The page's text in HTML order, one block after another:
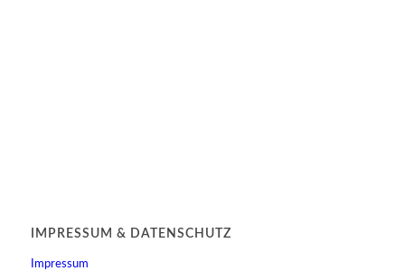
IMPRESSUM & DATENSCHUTZ
Impressum